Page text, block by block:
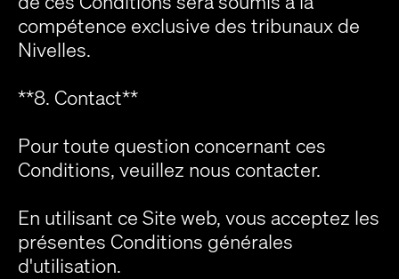
compétence exclusive des tribunaux de
Nivelles.
**8. Contact**
Pour toute question concernant ces
Conditions, veuillez nous contacter.
En utilisant ce Site web, vous acceptez les
présentes Conditions générales
d'utilisation.